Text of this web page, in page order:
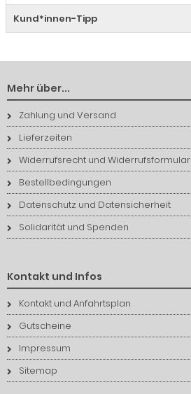
Kund*innen-Tipp
Mehr über...
Zahlung und Versand
Lieferzeiten
Widerrufsrecht und Widerrufsformular
Bestellbedingungen
Datenschutz und Datensicherheit
Solidarität und Spenden
Kontakt und Infos
Kontakt und Anfahrtsplan
Gutscheine
Impressum
Sitemap